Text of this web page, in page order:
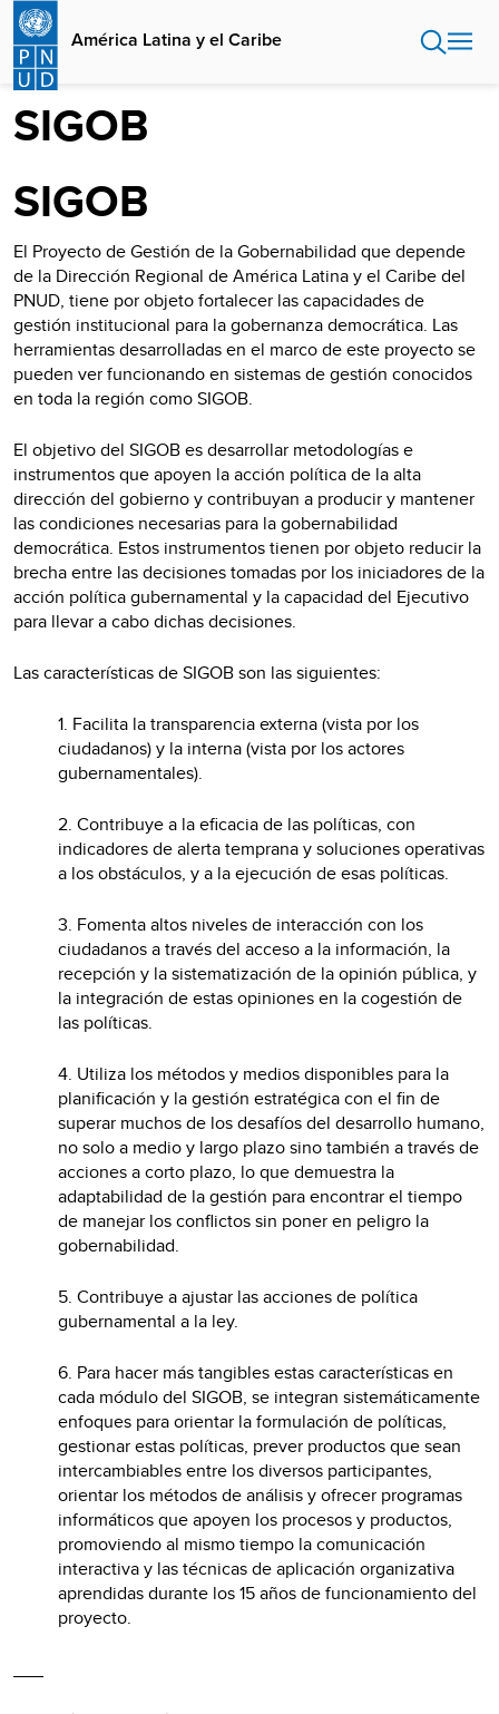
Pasar
contenido
principal
América Latina y el Caribe
SIGOB
SIGOB
El Proyecto de Gestión de la Gobernabilidad que depende
de la Dirección Regional de América Latina y el Caribe del
PNUD, tiene por objeto fortalecer las capacidades de
gestión institucional para la gobernanza democrática. Las
herramientas desarrolladas en el marco de este proyecto se
pueden ver funcionando en sistemas de gestión conocidos
en toda la región como SIGOB.
El objetivo del SIGOB es desarrollar metodologías e
instrumentos que apoyen la acción política de la alta
dirección del gobierno y contribuyan a producir y mantener
las condiciones necesarias para la gobernabilidad
democrática. Estos instrumentos tienen por objeto reducir la
brecha entre las decisiones tomadas por los iniciadores de la
acción política gubernamental y la capacidad del Ejecutivo
para llevar a cabo dichas decisiones.
Las características de SIGOB son las siguientes:
1. Facilita la transparencia externa (vista por los
ciudadanos) y la interna (vista por los actores
gubernamentales).
2. Contribuye a la eficacia de las políticas, con
indicadores de alerta temprana y soluciones operativas
a los obstáculos, y a la ejecución de esas políticas.
3. Fomenta altos niveles de interacción con los
ciudadanos a través del acceso a la información, la
recepción y la sistematización de la opinión pública, y
la integración de estas opiniones en la cogestión de
las políticas.
4. Utiliza los métodos y medios disponibles para la
planificación y la gestión estratégica con el fin de
superar muchos de los desafíos del desarrollo humano,
no solo a medio y largo plazo sino también a través de
acciones a corto plazo, lo que demuestra la
adaptabilidad de la gestión para encontrar el tiempo
de manejar los conflictos sin poner en peligro la
gobernabilidad.
5. Contribuye a ajustar las acciones de política
gubernamental a la ley.
6. Para hacer más tangibles estas características en
cada módulo del SIGOB, se integran sistemáticamente
enfoques para orientar la formulación de políticas,
gestionar estas políticas, prever productos que sean
intercambiables entre los diversos participantes,
orientar los métodos de análisis y ofrecer programas
informáticos que apoyen los procesos y productos,
promoviendo al mismo tiempo la comunicación
interactiva y las técnicas de aplicación organizativa
aprendidas durante los 15 años de funcionamiento del
proyecto.